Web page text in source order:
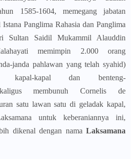
1585-1604, memegang jabatan
Panglima Rahasia dan Panglima
Sultan Saidil Mukammil Alauddin
memimpin 2.000 orang
janda pahlawan yang telah syahid)
kapal-kapal dan benteng-
membunuh Cornelis de
satu lawan satu di geladak kapal,
untuk keberaniannya ini,
dikenal dengan nama Laksamana